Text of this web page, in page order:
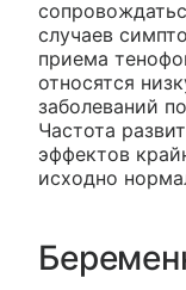
случаев
приема
относятся
заболеваний
Частота
эффектов
исходно